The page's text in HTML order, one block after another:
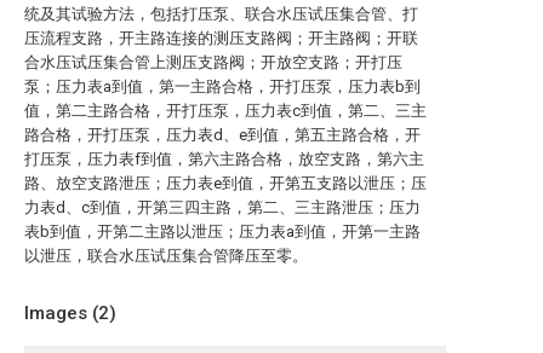
统及其试验方法，包括打压泵、联合水压试压集合管、打
压流程支路，开主路连接的测压支路阀；开主路阀；开联
合水压试压集合管上测压支路阀；开放空支路；开打压
泵；压力表a到值，第一主路合格，开打压泵，压力表b到
值，第二主路合格，开打压泵，压力表c到值，第二、三主
路合格，开打压泵，压力表d、e到值，第五主路合格，开
打压泵，压力表f到值，第六主路合格，放空支路，第六主
路、放空支路泄压；压力表e到值，开第五支路以泄压；压
力表d、c到值，开第三四主路，第二、三主路泄压；压力
表b到值，开第二主路以泄压；压力表a到值，开第一主路
以泄压，联合水压试压集合管降压至零。
Images (2)